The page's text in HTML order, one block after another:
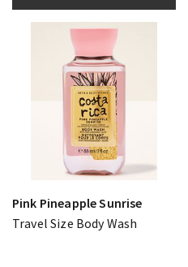
Pink Pineapple Sunrise
Travel Size Body Wash